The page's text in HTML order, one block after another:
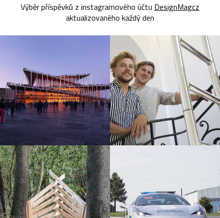
Výběr příspěvků z instagramového účtu DesignMagcz
aktualizovaného každý den